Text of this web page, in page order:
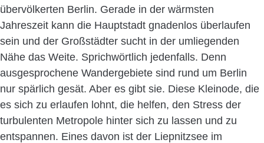
übervölkerten Berlin. Gerade in der wärmsten
Jahreszeit kann die Hauptstadt gnadenlos überlaufen
sein und der Großstädter sucht in der umliegenden
Nähe das Weite. Sprichwörtlich jedenfalls. Denn
ausgesprochene Wandergebiete sind rund um Berlin
nur spärlich gesät. Aber es gibt sie. Diese Kleinode, die
es sich zu erlaufen lohnt, die helfen, den Stress der
turbulenten Metropole hinter sich zu lassen und zu
entspannen. Eines davon ist der Liepnitzsee im